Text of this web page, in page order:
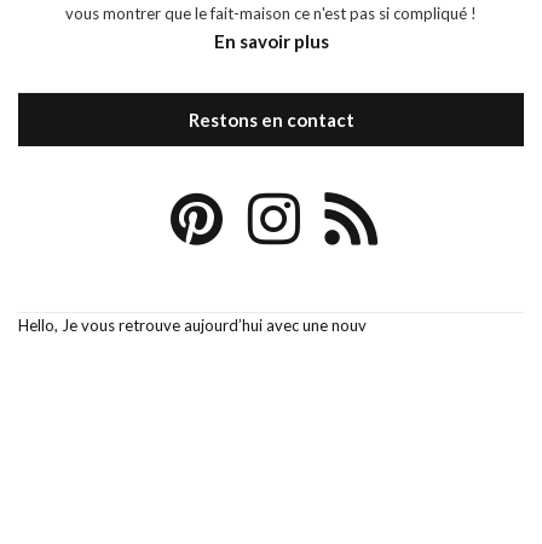
vous montrer que le fait-maison ce n'est pas si compliqué !
En savoir plus
Restons en contact
Hello, Je vous retrouve aujourd’hui avec une nouv